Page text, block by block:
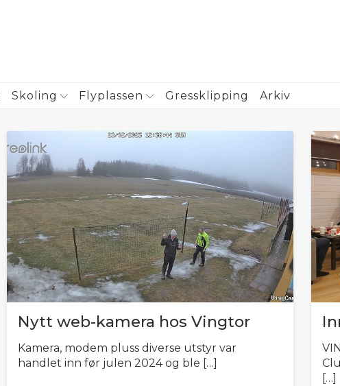
Skoling Flyplassen Gressklipping Arkiv
Nytt web-kamera hos Vingtor
Kamera, modem pluss diverse utstyr var
handlet inn før julen 2024 og ble […]
[…]